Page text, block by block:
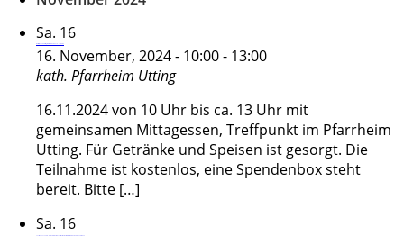
Sa. 16
16. November, 2024 - 10:00- 13:00
kath. Pfarrheim Utting
16.11.2024 von 10 Uhr bis ca. 13 Uhr mit
gemeinsamen Mittagessen, Treffpunkt im Pfarrheim
Utting. Für Getränke und Speisen ist gesorgt. Die
Teilnahme ist kostenlos, eine Spendenbox steht
bereit. Bitte […]
Sa. 16